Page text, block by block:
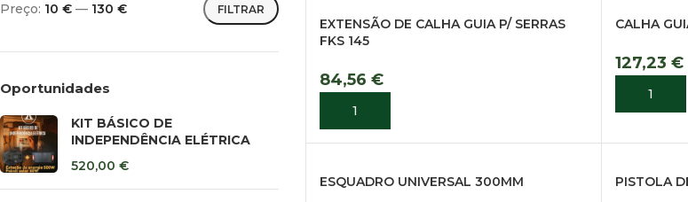
FILTRAR
Preço: 10 € — 130 €
Oportunidades
KIT BÁSICO DE
INDEPENDÊNCIA ELÉTRICA
520,00 €
EXTENSÃO DE CALHA GUIA P/ SERRAS
FKS 145
84,56 €
ADICIONAR
CALHA
127,23 €
ADICIONAR
ESQUADRO UNIVERSAL 300MM PISTOLA